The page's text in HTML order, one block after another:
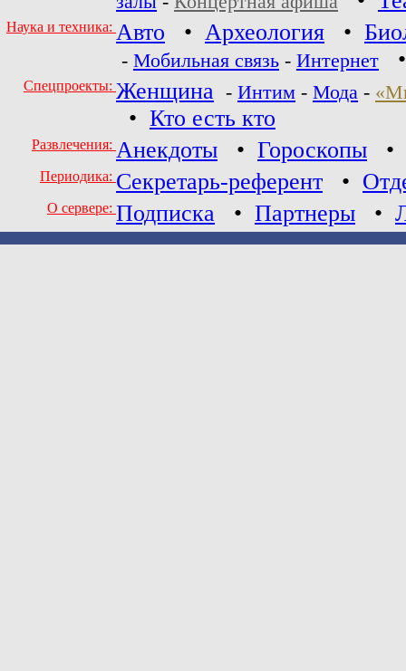
Наука и техника: Авто • Археология •
- Мобильная связь - Интернет
Спецпроекты: Женщина - Интим - Мода -
• Кто есть кто
Развлечения: Анекдоты • Гороскопы •
Периодика: Секретарь-референт •
О сервере: Подписка • Партнеры •